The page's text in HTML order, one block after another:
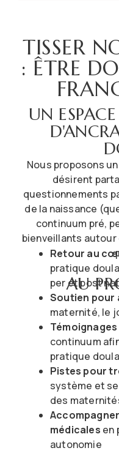
TISSER
: ÊTRE
UN
Nous proposons
désirent
questionnements
de la naissance
continuum pré,
bienveillants
AU
Retour au
pratique
per et post
Soutien pour
maternité, le
continuum
pratique doula
Pistes pour
système et
des
médicales en
autonomie